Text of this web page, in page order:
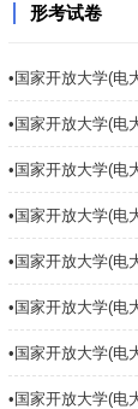
形考试卷
•国家开放大学(电
•国家开放大学(电
•国家开放大学(电
•国家开放大学(电
•国家开放大学(电